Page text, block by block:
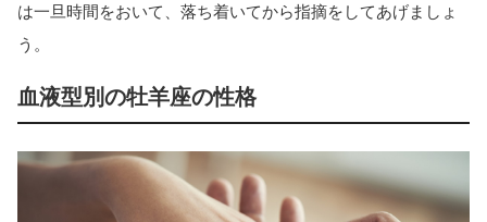
は一旦時間をおいて、落ち着いてから指摘をしてあげましょ
う。
血液型別の牡羊座の性格